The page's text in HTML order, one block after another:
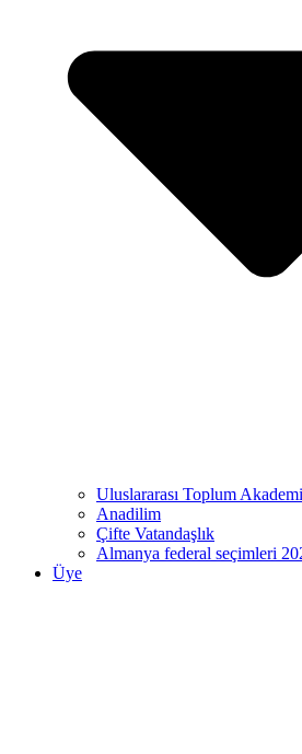
Uluslararası Toplum
Anadilim
Çifte Vatandaşlık
Almanya federal seçimleri
Üye